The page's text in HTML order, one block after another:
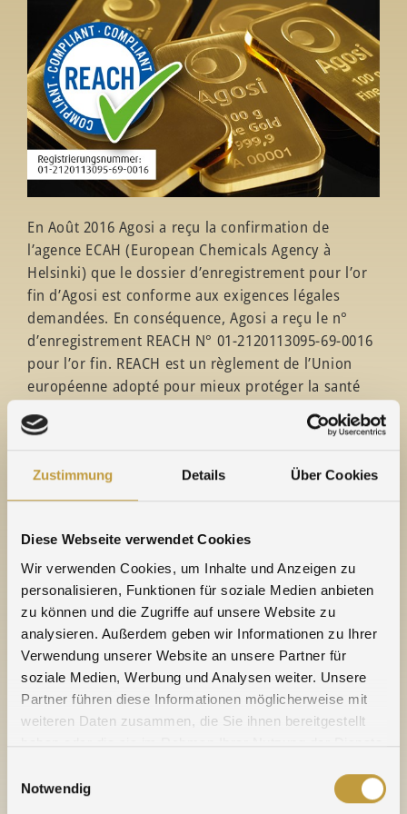
Zustimmung Details Über Cookies
Diese Webseite verwendet Cookies
Wir verwenden Cookies, um Inhalte und Anzeigen zu
personalisieren, Funktionen für soziale Medien anbieten
zu können und die Zugriffe auf unsere Website zu
analysieren. Außerdem geben wir Informationen zu Ihrer
Verwendung unserer Website an unsere Partner für
soziale Medien, Werbung und Analysen weiter. Unsere
Partner führen diese Informationen möglicherweise mit
weiteren Daten zusammen, die Sie ihnen bereitgestellt
Notwendig
En Août 2016 Agosi a reçu la confirmation de
l’agence ECAH (European Chemicals Agency à
Helsinki) que le dossier d’enregistrement pour l’or
fin d’Agosi est conforme aux exigences légales
demandées. En conséquence, Agosi a reçu le n°
d’enregistrement REACH N° 01-2120113095-69-0016
pour l’or fin. REACH est un règlement de l’Union
européenne adopté pour mieux protéger la santé
humaine et l’environnement contre les risques liés
aux substances. REACH est l’acronyme de
Restriction of Chemicals» (Enregistrement,
évaluation, autorisation et restriction des
identifier et gérer les risques liés aux substances
qu’elles fabriquent et commercialisent au-dessus
d’une tonne par an. Si les règlementations ne sont
pas autorisées, les autorités peuvent restreindre
l’utilisation des substances fabriquées ou
importées. En bref : pas de données – pas de
marché.